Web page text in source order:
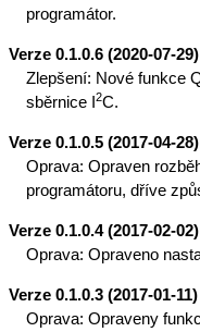
programátor.
Verze 0.1.0.6 (2020-07-29)
Zlepšení: Nové funkce
sběrnice I2C.
Verze 0.1.0.5 (2017-04-28)
Oprava: Opraven
programátoru, dříve
Verze 0.1.0.4 (2017-02-02)
Oprava: Opraveno
Verze 0.1.0.3 (2017-01-11)
Oprava: Opraveny